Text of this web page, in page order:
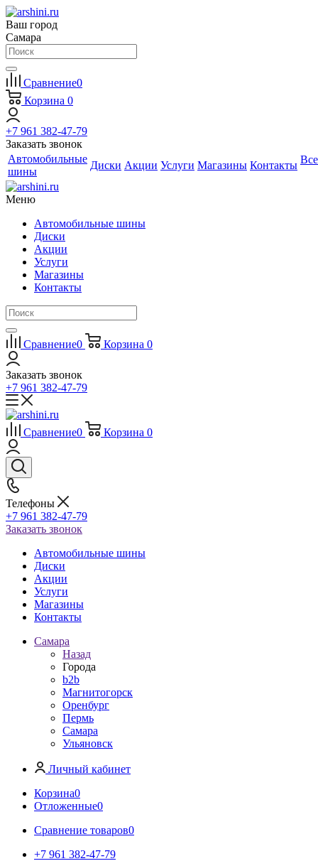
Ваш город
Самара
Сравнение0
Корзина 0
+7 961 382-47-79
Заказать звонок
Автомобильные
шины
Диски Акции Услуги Магазины Контакты Все
Меню
Автомобильные шины
Диски
Акции
Услуги
Магазины
Контакты
Сравнение0 Корзина 0
Заказать звонок
+7 961 382-47-79
Сравнение0 Корзина 0
Телефоны
+7 961 382-47-79
Заказать звонок
Автомобильные шины
Диски
Акции
Услуги
Магазины
Контакты
Самара
Назад
Города
b2b
Магнитогорск
Оренбург
Пермь
Самара
Ульяновск
Личный кабинет
Корзина0
Отложенные0
Сравнение товаров0
+7 961 382-47-79